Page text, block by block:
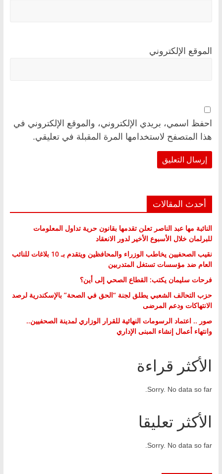
الموقع الإلكتروني
احفظ اسمي، بريدي الإلكتروني، والموقع الإلكتروني في
هذا المتصفح لاستخدامها المرة المقبلة في تعليقي.
أحدث المقالات
النائبة مها عبد الناصر تعلن تقدمها بقانون حرية تداول المعلومات
للبرلمان خلال الأسبوع الأخير لدور الانعقاد
نقيب الصحفيين يخاطب الوزراء والمحافظين ويتقدم بـ 10 بلاغات للنائب
العام ضد مؤسسات تستغل المتدربين
فرحات سليمان يكتب: القطاع الصحي إلى أين؟
حزب التحالف الشعبي يطلق لجنة “الحق في الصحة” بالإسكندرية لرصد
الانتهاكات ودعم المرضى
صور .. اعتماد الرسومات النهائية للقرار الوزاري لمدينة الصحفيين..
وانتهاء أعمال إنشاء المبنى الإداري
الأكثر قراءة
Sorry. No data so far.
الأكثر تعليقا
Sorry. No data so far.